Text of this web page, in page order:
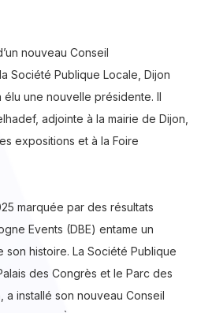
Société Publique Locale, Dijon
élu une nouvelle présidente. Il
adjointe à la mairie de Dijon,
expositions et à la Foire
marquée par des résultats
Events (DBE) entame un
son histoire. La Société Publique
des Congrès et le Parc des
a installé son nouveau Conseil